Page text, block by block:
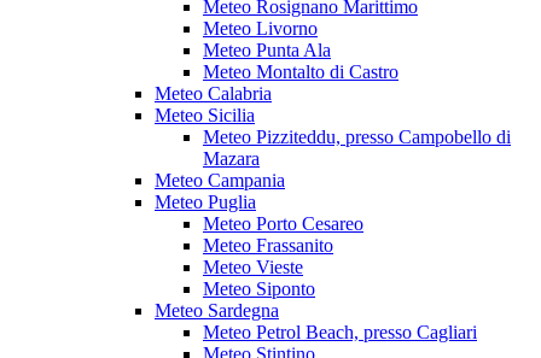
Meteo Rosignano Marittimo
Meteo Livorno
Meteo Punta Ala
Meteo Montalto di Castro
Meteo Calabria
Meteo Sicilia
Meteo Pizziteddu, presso Campobello di
Mazara
Meteo Campania
Meteo Puglia
Meteo Porto Cesareo
Meteo Frassanito
Meteo Vieste
Meteo Siponto
Meteo Sardegna
Meteo Petrol Beach, presso Cagliari
Meteo Stintino